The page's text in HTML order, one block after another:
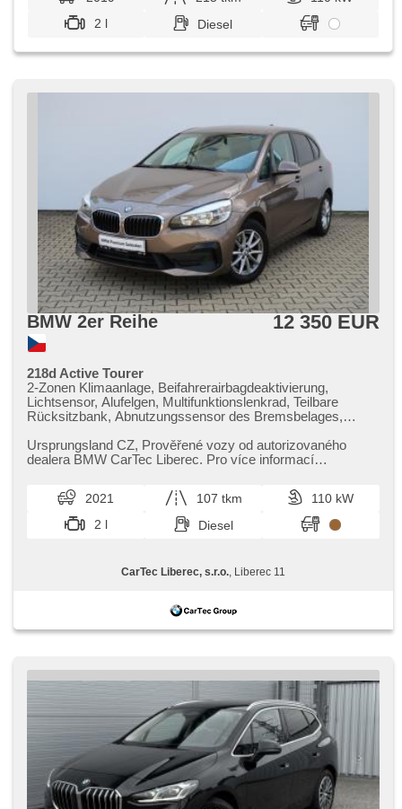
2 l
Diesel
BMW 2er Reihe 12 350 EUR
218d Active Tourer
2-Zonen Klimaanlage, Beifahrerairbagdeaktivierung,
Lichtsensor, Alufelgen, Multifunktionslenkrad, Teilbare
Rücksitzbank, Abnutzungssensor des Bremsbelages,
Ursprungsland CZ,​ Prověřené vozy od autorizovaného
dealera BMW CarTec Liberec. Pro více informací
2021 107 tkm
110 kW
2 l
Diesel
CarTec Liberec, s.r.o. , Liberec 11